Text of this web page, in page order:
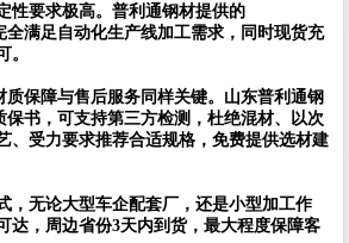
性要求极高。普利通钢材提供的
满足自动化生产线加工需求，同时现货充
保障与售后服务同样关键。山东普利通钢
书，可支持第三方检测，杜绝混材、以次
、受力要求推荐合适规格，免费提供选材建
，无论大型车企配套厂，还是小型加工作
达，周边省份3天内到货，最大程度保障客